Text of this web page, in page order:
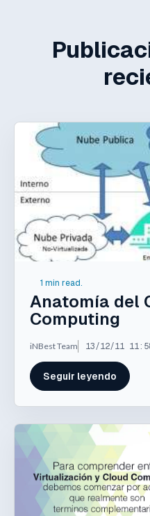
1 min read.
Anatomía del
Computing
iNBest Team 13/12/11
Seguir leyendo